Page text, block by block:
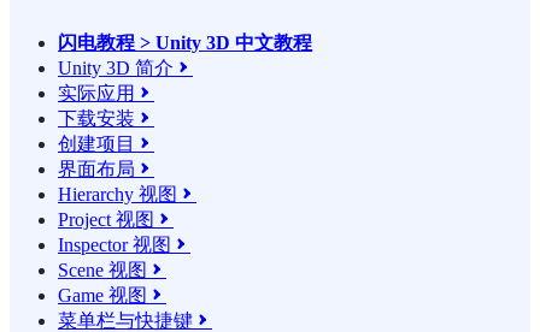
闪电教程 > Unity 3D 中文教程
Unity 3D 简介 
实际应用 
下载安装 
创建项目 
界面布局 
Hierarchy 视图 
Project 视图 
Inspector 视图 
Scene 视图 
Game 视图 
菜单栏与快捷键 